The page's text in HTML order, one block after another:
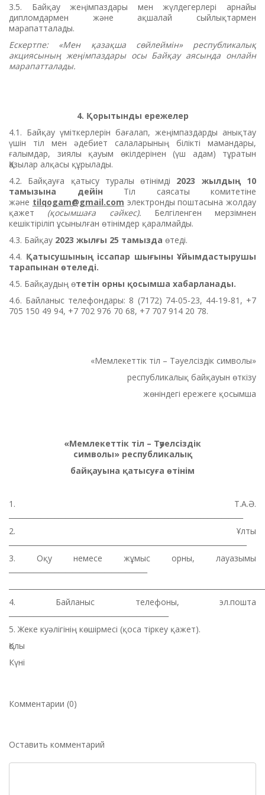
3.5. Байқау жеңімпаздары мен жүлдегерлері арнайы
дипломдармен және ақшалай сыйлықтармен
марапатталады.
Ескертпе: «Мен қазақша сөйлеймін» республикалық
акциясының жеңімпаздары осы Байқау аясында онлайн
марапатталады.
4. Қорытынды ережелер
4.1. Байқау үміткерлерін бағалап, жеңімпаздарды анықтау
үшін тіл мен әдебиет салаларының білікті мамандары,
ғалымдар, зиялы қауым өкілдерінен (үш адам) тұратын
Қазылар алқасы құрылады.
4.2. Байқауға қатысу туралы өтінімді 2023 жылдың 10
тамызына дейін Тіл саясаты комитетіне
және tilqogam@gmail.com электронды поштасына жолдау
қажет (қосымшаға сәйкес). Белгіленген мерзімнен
кешіктіріліп ұсынылған өтінімдер қаралмайды.
4.3. Байқау 2023 жылғы 25 тамызда өтеді.
4.4. Қатысушының іссапар шығыны Ұйымдастырушы
тарапынан өтеледі.
4.5. Байқаудың өтетін орны қосымша хабарланады.
4.6. Байланыс телефондары: 8 (7172) 74-05-23, 44-19-81, +7
705 150 49 94, +7 702 976 70 68, +7 707 914 20 78.
«Мемлекеттік тіл – Тәуелсіздік символы»
республикалық байқауын өткізу
жөніндегі ережеге қосымша
«Мемлекеттік тіл – Тәуелсіздік
символы» республикалық
байқауына қатысуға өтінім
1. Т.А.Ә.
2. Ұлты
3. Оқу немесе жұмыс орны, лауазымы
4. Байланыс телефоны, эл.пошта
5. Жеке куәлігінің көшірмесі (қоса тіркеу қажет).
Қолы
Күні
Комментарии (0)
Оставить комментарий